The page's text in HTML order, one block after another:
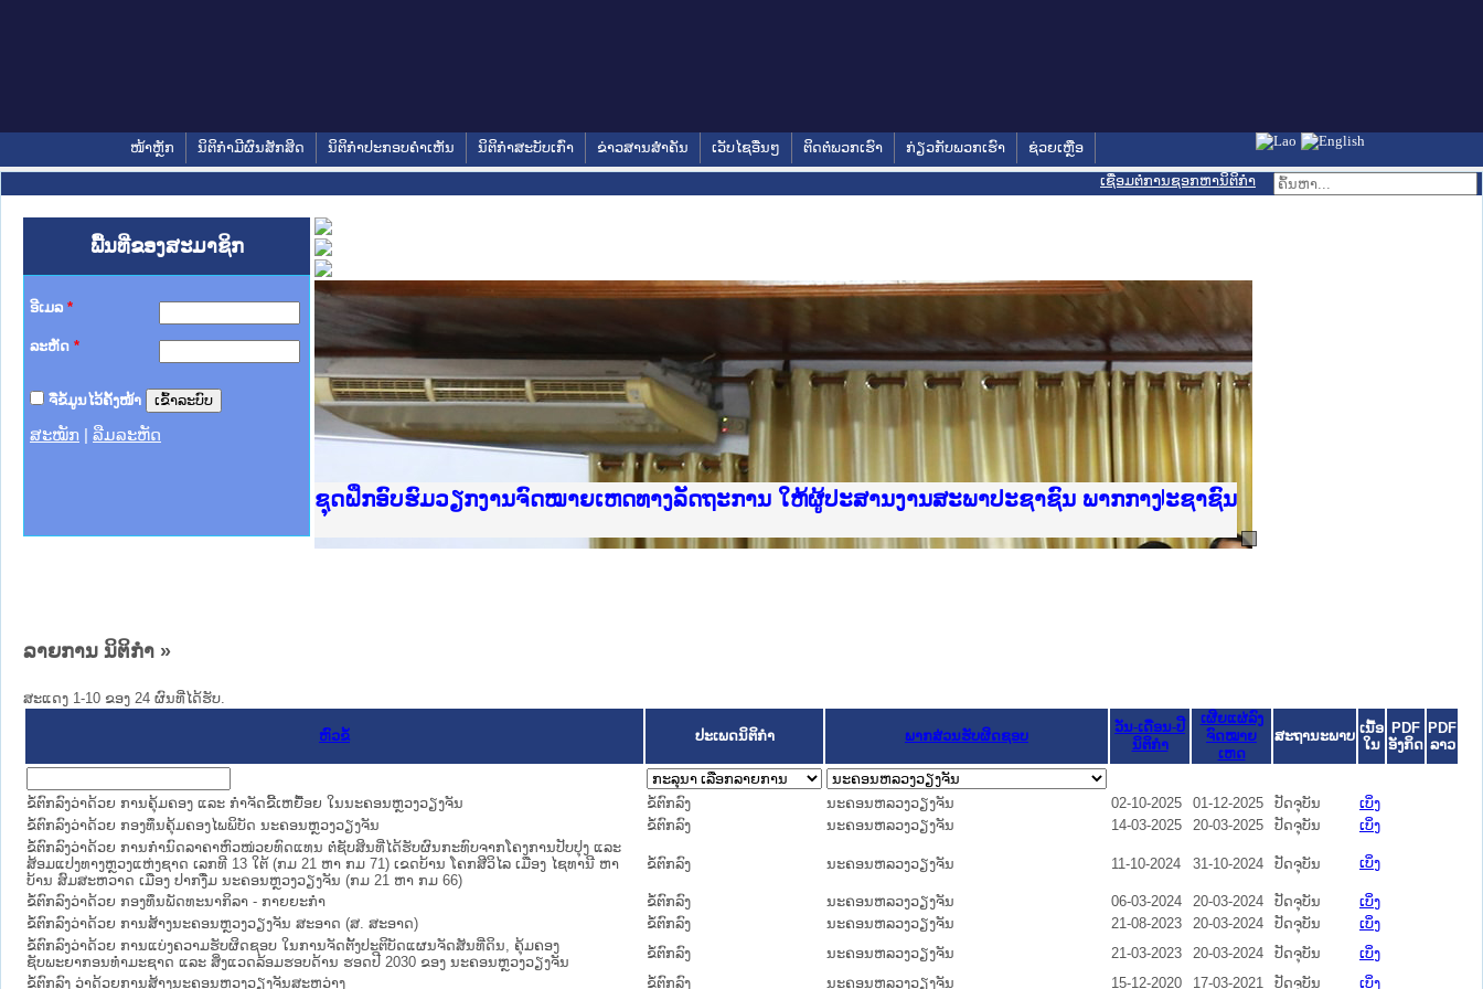
ໜ້າຫຼັກ ນິຕິກໍາມີຜົນສັກສິດ ນິຕິກໍາປະກອບຄໍາເຫັນ ນິຕິກໍາສະບັບເກົ່າ ຂ່າວສານສໍາຄັນ ເວັບໄຊອື່ນໆ ຕິດຕໍ່ພວກເຮົາ ກ່ຽວກັບພວກເຮົາ
ຊ່ວຍເຫຼືອ
ເຊື່ອມຕໍ່ການຊອກຫານິຕິກຳ
ພື້ນທີ່ຂອງສະມາຊິກ
ອີເມລ *
ລະຫັດ *
ຈື່ຂໍ້ມູນໄວ້ຄັ້ງໜ້າ
ສະໝັກ ລືມລະຫັດ
Ministry of Justice Lao PDR
ເຜີຍແຜ່ວັບໄຊຈົດໝາຍເຫດທາງລັດຖະການ ແລະ ແອັບກົດໝາຍລາວ ທີ່ ສະຖາບັນຍຸຕິທຳແຫ່ງຊາດ
ກະຊວງຍຸຕິທຳ
ຊຸດຝຶກອົບຮົມວຽກງານຈົດໝາຍເຫດທາງລັດຖະການ ໃຫ້ຜູ້ປະສານງານສະພາປະຊາຊົນ ພາກເໜືອ
ກອງປະຊຸມທົບທວນຄືນການຈັດຕັ້ງປະຕິບັດວຽກງານຈົດໝາຍເຫດທາງລັດຖະການ
ຝຶກອົບຮົມ ຜູ່ປະສານງານວຽກງານຈົດໝາຍເຫດທາງລັດຖະການ ສຳລັບ ພາກກາງ
ຝຶກອົບຮົມ ຜູ່ປະສານງານວຽກງານຈົດໝາຍເຫດທາງລັດຖະການ ສຳລັບ ພາກໃຕ້
ເຜີຍແຜ່ແອັບກົດໝາຍລາວ ແລະ ເວັບໄຊຈົດໝາຍເຫດທາງລັດຖະການ ທີ່ ວິທະຍາຄານຕຳຫຼວດປະຊາຊົນ
ເຜີຍແຜ່ແອັບກົດໝາຍລາວ ແລະ ເວັບໄຊຈົດໝາຍເຫດທາງລັດຖະການ ທີ່ ວິທະຍາຄານສັນຕິບານປະຊາຊົນ
ຍົກລະດັບວຽກງານຈົດໝາຍເຫດທາງລັດຖະການໃຫ້ຜູ້ປະສານງານຂັ້ນແຂວງພາກເໜືອ
ຊຸດຝຶກອົບຮົມວຽກງານຈົດໝາຍເຫດທາງລັດຖະການ ໃຫ້ຜູ້ປະສານງານສະພາປະຊາຊົນ ພາກກາງ
ລາຍການ ນິຕິກໍາ »
ສະແດງ 1-10 ຂອງ 24 ຜົນທີ່ໄດ້ຮັບ.
ຫົວຂໍ້ ປະເພດນິຕິກຳ ພາກສ່ວນຮັບຜິດຊອບ
ວັນ-ເດືອນ-ປີ
ນິຕິກໍາ
ເຜີຍແຜ່ລົງ
ຈົດໝາຍ
ເຫດ
ສະຖານະພາບ ເນື້ອ
ໃນ
PDF
ອັງກິດ
PDF
ລາວ
ຂໍ້ຕົກລົງວ່າດ້ວຍ ການຄຸ້ມຄອງ ແລະ ກຳຈັດຂີ້ເຫຍື້ອຍ ໃນນະຄອນຫຼວງວຽງຈັນ ຂໍ້ຕົກລົງ ນະ​ຄອນ​ຫລວງວຽງຈັນ 02-10-2025 01-12-2025 ປັດຈຸບັນ
ເບິ່ງ
ຂໍ້ຕົກລົງວ່າດ້ວຍ ກອງທຶນຄຸ້ມຄອງໄພພິບັດ ນະຄອນຫຼວງວຽງຈັນ
ຂໍ້ຕົກລົງ ນະ​ຄອນ​ຫລວງວຽງຈັນ 14-03-2025 20-03-2025 ປັດຈຸບັນ
ເບິ່ງ
ຂໍ້ຕົກລົງວ່າດ້ວຍ ການກຳນົດລາຄາຫົວໜ່ວຍທົດແທນ ຕໍ່ຊັບສິນທີ່ໄດ້ຮັບຜົນກະທົບຈາກໂຄງການປັບປຸງ ແລະ
ສ້ອມແປງທາງຫຼວງແຫ່ງຊາດ ເລກທີ 13 ໃຕ້ (ກມ 21 ຫາ ກມ 71) ເຂດບ້ານ ໂຄກສີວິໄລ ເມືອງ ໄຊທານີ ຫາ
ບ້ານ ສົມສະຫວາດ ເມືອງ ປາກງື່ມ ນະຄອນຫຼວງວຽງຈັນ (ກມ 21 ຫາ ກມ 66)
ຂໍ້ຕົກລົງ ນະ​ຄອນ​ຫລວງວຽງຈັນ 11-10-2024 31-10-2024 ປັດຈຸບັນ ເບິ່ງ
ຂໍ້ຕົກລົງວ່າດ້ວຍ ກອງທຶນພັດທະນາກິລາ - ກາຍຍະກຳ ຂໍ້ຕົກລົງ ນະ​ຄອນ​ຫລວງວຽງຈັນ 06-03-2024 20-03-2024 ປັດຈຸບັນ
ເບິ່ງ
ຂໍ້ຕົກລົງວ່າດ້ວຍ ການສ້າງນະຄອນຫຼວງວຽງຈັນ ສະອາດ (ສ. ສະອາດ)
ຂໍ້ຕົກລົງ ນະ​ຄອນ​ຫລວງວຽງຈັນ 21-08-2023 20-03-2024 ປັດຈຸບັນ
ເບິ່ງ
ຂໍ້ຕົກລົງວ່າດ້ວຍ ການແບ່ງຄວາມຮັບຜິດຊອບ ໃນການຈັດຕັ້ງປະຕິບັດແຜນຈັດສັນທີ່ດິນ, ຄຸ້ມຄອງ
ຊັບພະຍາກອນທຳມະຊາດ ແລະ ສິ່ງແວດລ້ອມຮອບດ້ານ ຮອດປີ 2030 ຂອງ ນະຄອນຫຼວງວຽງຈັນ
ຂໍ້ຕົກລົງ ນະ​ຄອນ​ຫລວງວຽງຈັນ 21-03-2023 20-03-2024 ປັດຈຸບັນ
ເບິ່ງ
ຂໍ້ຕົກລົງ ວ່າດ້ວຍການສ້າງນະຄອນຫຼວງວຽງຈັນສະຫວ່າງ
ຂໍ້ຕົກລົງ ນະ​ຄອນ​ຫລວງວຽງຈັນ 15-12-2020 17-03-2021 ປັດຈຸບັນ ເບິ່ງ